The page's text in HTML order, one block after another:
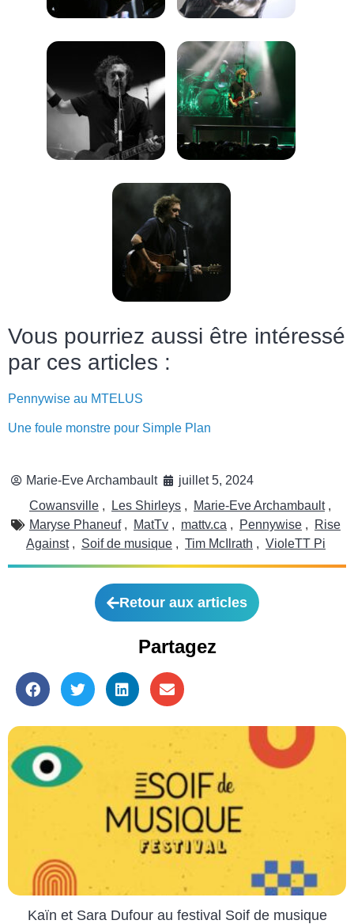
Vous pourriez aussi être intéressé
par ces articles :
Pennywise au MTELUS
Une foule monstre pour Simple Plan
Marie-Eve Archambault
juillet 5, 2024
Cowansville , Les Shirleys , Marie-Eve Archambault ,
Maryse Phaneuf , MatTv , mattv.ca , Pennywise ,
Rise
Against , Soif de musique , Tim McIlrath , VioleTT Pi
Retour aux articles
Partagez
Kaïn et Sara Dufour au festival Soif de musique